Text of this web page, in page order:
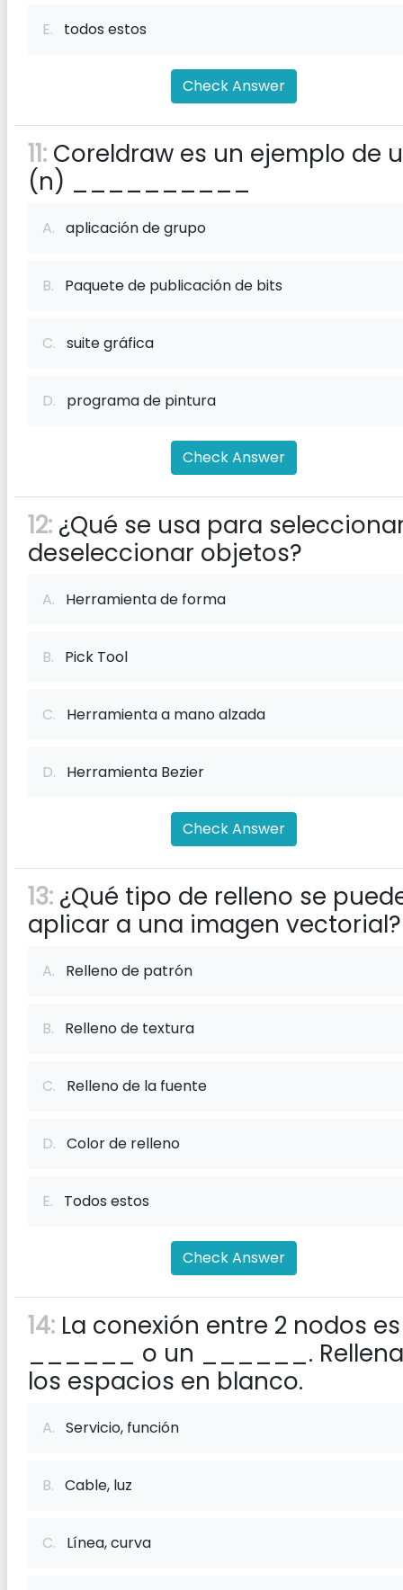
E. todos estos
Check Answer
11: Coreldraw es un ejemplo de
(n) __________
A. aplicación de grupo
B. Paquete de publicación de bits
C. suite gráfica
D. programa de pintura
Check Answer
12: ¿Qué se usa para
deseleccionar objetos?
A. Herramienta de forma
B. Pick Tool
C. Herramienta a mano alzada
D. Herramienta Bezier
Check Answer
13: ¿Qué tipo de relleno se
aplicar a una imagen vectorial?
A. Relleno de patrón
B. Relleno de textura
C. Relleno de la fuente
D. Color de relleno
E. Todos estos
Check Answer
14: La conexión entre 2 nodos
______ o un ______.
los espacios en blanco.
A. Servicio, función
B. Cable, luz
C. Línea, curva